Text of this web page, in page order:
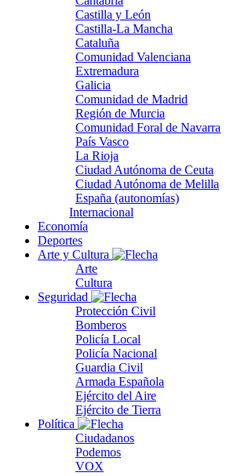
Castilla y León
Castilla-La Mancha
Cataluña
Comunidad Valenciana
Extremadura
Galicia
Comunidad de Madrid
Región de Murcia
Comunidad Foral de Navarra
País Vasco
La Rioja
Ciudad Autónoma de Ceuta
Ciudad Autónoma de Melilla
España (autonomías)
Internacional
Economía
Deportes
Arte y Cultura
Arte
Cultura
Seguridad
Protección Civil
Bomberos
Policía Local
Policía Nacional
Guardia Civil
Armada Española
Ejército del Aire
Ejército de Tierra
Política
Ciudadanos
Podemos
VOX